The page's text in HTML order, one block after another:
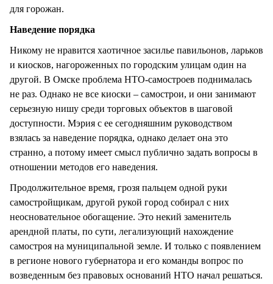
для горожан.
Наведение порядка
Никому не нравится хаотичное засилье павильонов, ларьков
и киосков, нагороженных по городским улицам один на
другой. В Омске проблема НТО-самостроев поднималась
не раз. Однако не все киоски – самострои, и они занимают
серьезную нишу среди торговых объектов в шаговой
доступности. Мэрия с ее сегодняшним руководством
взялась за наведение порядка, однако делает она это
странно, а потому имеет смысл публично задать вопросы в
отношении методов его наведения.
Продолжительное время, грозя пальцем одной руки
самостройщикам, другой рукой город собирал с них
неосновательное обогащение. Это некий заменитель
арендной платы, по сути, легализующий нахождение
самостроя на муниципальной земле. И только с появлением
в регионе нового губернатора и его команды вопрос по
возведенным без правовых оснований НТО начал решаться.